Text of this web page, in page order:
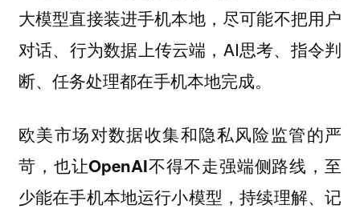
大模型直接装进手机本地，尽可能不把用户
对话、行为数据上传云端，AI思考、指令判
断、任务处理都在手机本地完成。
欧美市场对数据收集和隐私风险监管的严
苛，也让OpenAI不得不走强端侧路线，至
少能在手机本地运行小模型，持续理解、记